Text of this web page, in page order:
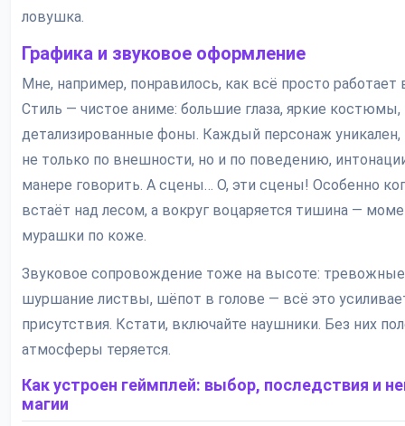
ловушка.
Графика и звуковое оформление
Мне, например, понравилось, как всё просто работает
Стиль — чистое аниме: большие глаза, яркие костюмы,
детализированные фоны. Каждый персонаж уникален,
не только по внешности, но и по поведению,
манере говорить. А сцены… О, эти сцены! Особенно
встаёт над лесом, а вокруг воцаряется тишина —
мурашки по коже.
Звуковое сопровождение тоже на высоте:
шуршание листвы, шёпот в голове — всё это
присутствия. Кстати, включайте наушники. Без них
атмосферы теряется.
Как устроен геймплей: выбор, последствия и
магии